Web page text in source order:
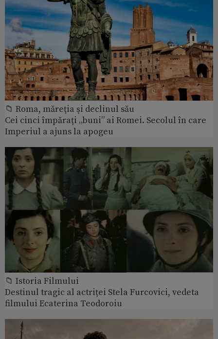
📁 Roma, măreţia şi declinul său
Cei cinci împărați „buni” ai Romei. Secolul în care
Imperiul a ajuns la apogeu
📁 Istoria Filmului
Destinul tragic al actriței Stela Furcovici, vedeta
filmului Ecaterina Teodoroiu